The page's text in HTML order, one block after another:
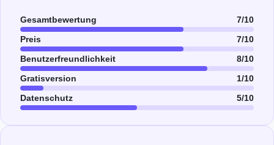
Gesamtbewertung
7/10
Preis
7/10
Benutzerfreundlichkeit
8/10
Gratisversion
1/10
Datenschutz
5/10